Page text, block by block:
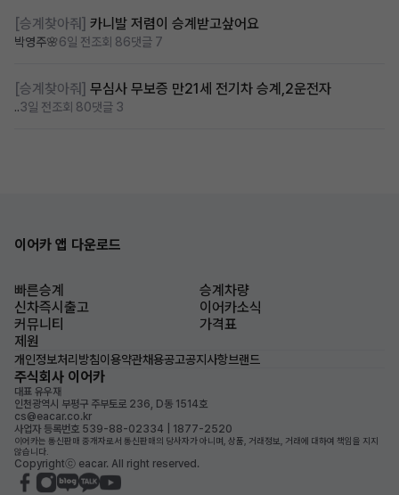
[승계찾아줘] 카니발 저렴이 승계받고샆어요
박영주🌸6일 전조회 86댓글 7
[승계찾아줘] 무심사 무보증 만21세 전기차 승계,2운전자
..3일 전조회 80댓글 3
이어카 앱 다운로드
빠른승계
승계차량
신차즉시출고
이어카소식
커뮤니티
가격표
제원
개인정보처리방침이용약관채용공고공지사항브랜드
주식회사 이어카
대표 유우재
인천광역시 부평구 주부토로 236, D동 1514호
cs@eacar.co.kr
사업자 등록번호 539-88-02334 | 1877-2520
이어카는 통신판매 중개자로서 통신판매의 당사자가 아니며, 상품, 거래정보, 거래에 대하여 책임을 지지
않습니다.
Copyrightⓒ eacar. All right reserved.